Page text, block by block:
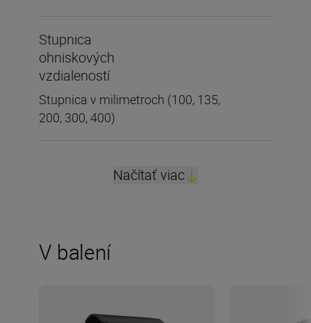
Stupnica
ohniskových
vzdialeností
Stupnica v milimetroch (100, 135,
200, 300, 400)
Načítať viac
V balení